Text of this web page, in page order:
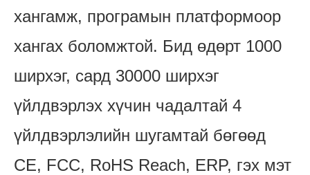
хангамж, програмын платформоор
хангах боломжтой. Бид өдөрт 1000
ширхэг, сард 30000 ширхэг
үйлдвэрлэх хүчин чадалтай 4
үйлдвэрлэлийн шугамтай бөгөөд
CE, FCC, RoHS Reach, ERP, гэх мэт